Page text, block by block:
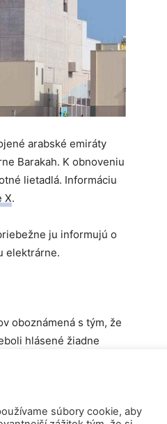
arabské emiráty
Barakah. K obnoveniu
lietadlá. Informáciu
X.
ju informujú o
elektrárne.
oboznámená s tým, že
hlásené žiadne
ktoré sa nachádzalo
z núdzových
súbory cookie, aby